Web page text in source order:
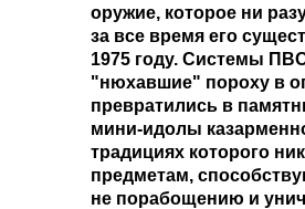
оружие, которое ни
за все время его
1975 году. Системы
"нюхавшие" пороху в
превратились в
мини-идолы
традициях которого
предметам,
не порабощению и